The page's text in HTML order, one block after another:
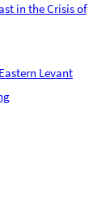
in the Crisis of
Levant